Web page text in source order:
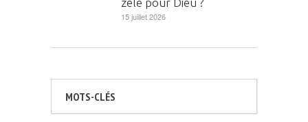
15 juillet 2026
MOTS-CLÉS